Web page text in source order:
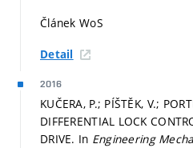
Článek WoS
Detail
2016
KUČERA, P.; PÍŠTĚK, V.;
DIFFERENTIAL LOCK
DRIVE. In Engineering